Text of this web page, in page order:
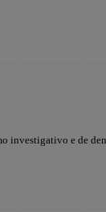
e de